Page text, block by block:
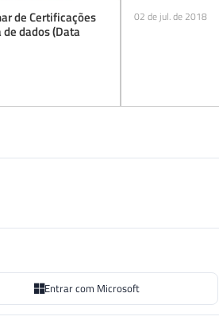
de Certificações
dados (Data
02 de jul. de 2018
Entrar com Microsoft